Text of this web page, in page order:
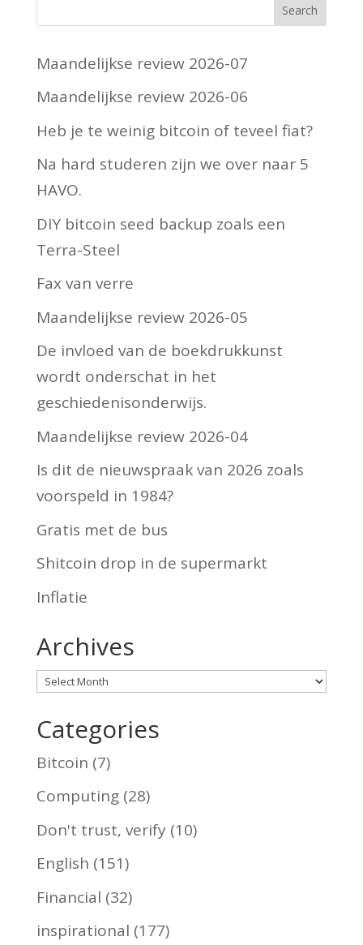
Maandelijkse review 2026-07
Maandelijkse review 2026-06
Heb je te weinig bitcoin of teveel fiat?
Na hard studeren zijn we over naar 5
HAVO.
DIY bitcoin seed backup zoals een
Terra-Steel
Fax van verre
Maandelijkse review 2026-05
De invloed van de boekdrukkunst
wordt onderschat in het
geschiedenisonderwijs.
Maandelijkse review 2026-04
Is dit de nieuwspraak van 2026 zoals
voorspeld in 1984?
Gratis met de bus
Shitcoin drop in de supermarkt
Inflatie
Archives
Archives
Categories
Bitcoin (7)
Computing(28)
Don't trust, verify (10)
English (151)
Financial (32)
inspirational (177)